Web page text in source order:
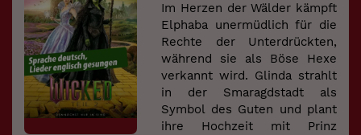
Im Herzen der Wälder kämpft
Elphaba unermüdlich für die
Rechte der Unterdrückten,
während sie als Böse Hexe
verkannt wird. Glinda strahlt
in der Smaragdstadt als
Symbol des Guten und plant
ihre Hochzeit mit Prinz